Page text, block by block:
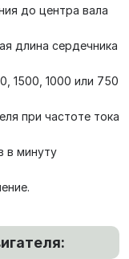
до центра вала
длина сердечника
1500, 1000 или 750
при частоте тока
в минуту